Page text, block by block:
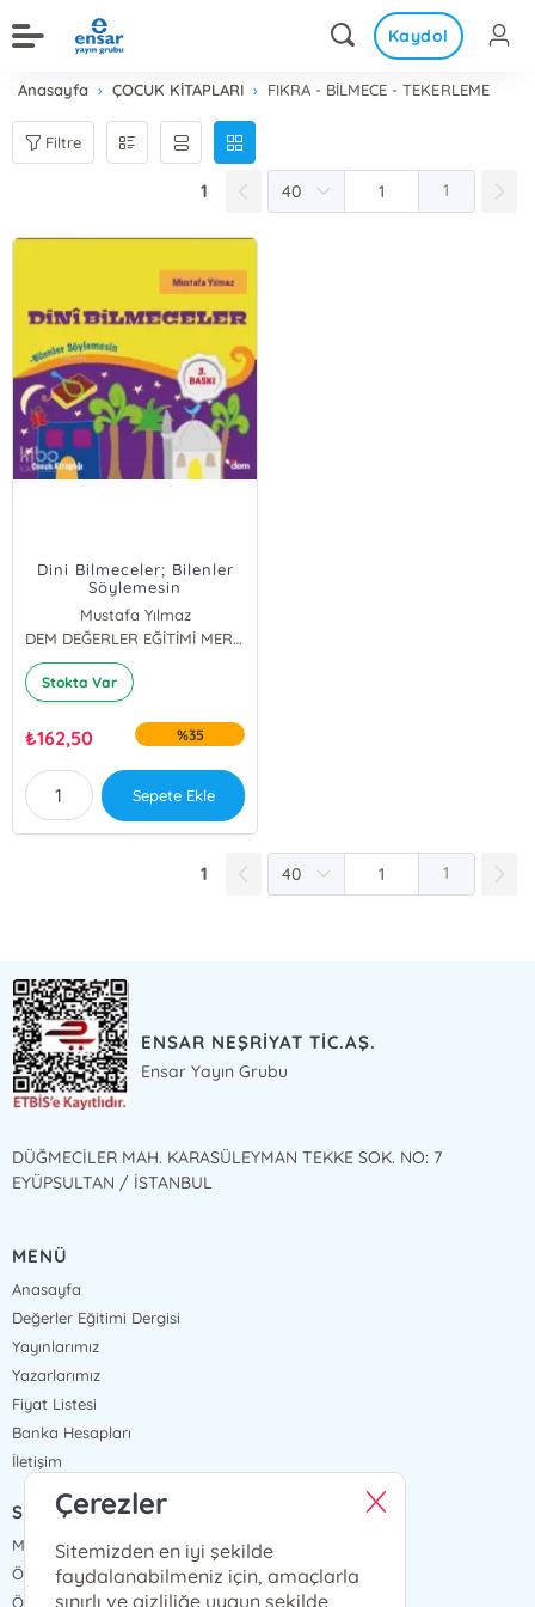
Kaydol
Anasayfa ÇOCUK KİTAPLARI FIKRA - BİLMECE - TEKERLEME
Filtre
1 1
Dini Bilmeceler; Bilenler
Söylemesin
Mustafa Yılmaz
DEM DEĞERLER EĞİTİMİ MERKEZİ YAYINLARI
Stokta Var
₺162,50 %35
Sepete Ekle
1 1
ENSAR NEŞRİYAT TİC.AŞ.
Ensar Yayın Grubu
DÜĞMECİLER MAH. KARASÜLEYMAN TEKKE SOK. NO: 7
EYÜPSULTAN / İSTANBUL
MENÜ
Anasayfa
Değerler Eğitimi Dergisi
Yayınlarımız
Yazarlarımız
Fiyat Listesi
Banka Hesapları
İletişim
SÖZLEŞMELER
Mesafeli Satış Sözleşmesi
Ön Bilgilendirme Formu
Ödeme ve Teslimat
Çerezler
Sitemizden en iyi şekilde
faydalanabilmeniz için, amaçlarla
sınırlı ve gizliliğe uygun şekilde